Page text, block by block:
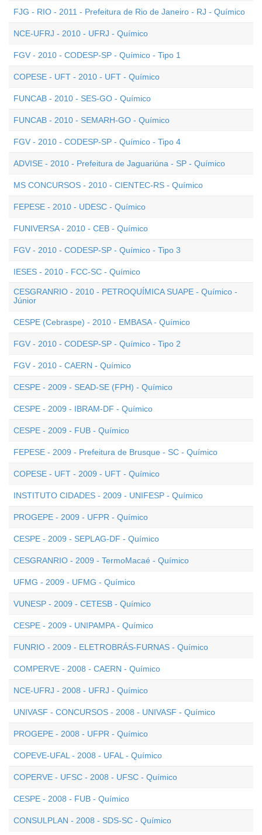
FJG - RIO - 2011 - Prefeitura de Rio de Janeiro - RJ - Químico
NCE-UFRJ - 2010 - UFRJ - Químico
FGV - 2010 - CODESP-SP - Químico - Tipo 1
COPESE - UFT - 2010 - UFT - Químico
FUNCAB - 2010 - SES-GO - Químico
FUNCAB - 2010 - SEMARH-GO - Químico
FGV - 2010 - CODESP-SP - Químico - Tipo 4
ADVISE - 2010 - Prefeitura de Jaguariúna - SP - Químico
MS CONCURSOS - 2010 - CIENTEC-RS - Químico
FEPESE - 2010 - UDESC - Químico
FUNIVERSA - 2010 - CEB - Químico
FGV - 2010 - CODESP-SP - Químico - Tipo 3
IESES - 2010 - FCC-SC - Químico
CESGRANRIO - 2010 - PETROQUÍMICA SUAPE - Químico -
Júnior
CESPE (Cebraspe) - 2010 - EMBASA - Químico
FGV - 2010 - CODESP-SP - Químico - Tipo 2
FGV - 2010 - CAERN - Químico
CESPE - 2009 - SEAD-SE (FPH) - Químico
CESPE - 2009 - IBRAM-DF - Químico
CESPE - 2009 - FUB - Químico
FEPESE - 2009 - Prefeitura de Brusque - SC - Químico
COPESE - UFT - 2009 - UFT - Químico
INSTITUTO CIDADES - 2009 - UNIFESP - Químico
PROGEPE - 2009 - UFPR - Químico
CESPE - 2009 - SEPLAG-DF - Químico
CESGRANRIO - 2009 - TermoMacaé - Químico
UFMG - 2009 - UFMG - Químico
VUNESP - 2009 - CETESB - Químico
CESPE - 2009 - UNIPAMPA - Químico
FUNRIO - 2009 - ELETROBRÁS-FURNAS - Químico
COMPERVE - 2008 - CAERN - Químico
NCE-UFRJ - 2008 - UFRJ - Químico
UNIVASF - CONCURSOS - 2008 - UNIVASF - Químico
PROGEPE - 2008 - UFPR - Químico
COPEVE-UFAL - 2008 - UFAL - Químico
COPERVE - UFSC - 2008 - UFSC - Químico
CESPE - 2008 - FUB - Químico
CONSULPLAN - 2008 - SDS-SC - Químico